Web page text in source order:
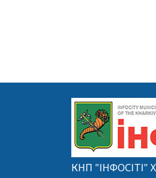
КНП "ІНФОСІТІ"